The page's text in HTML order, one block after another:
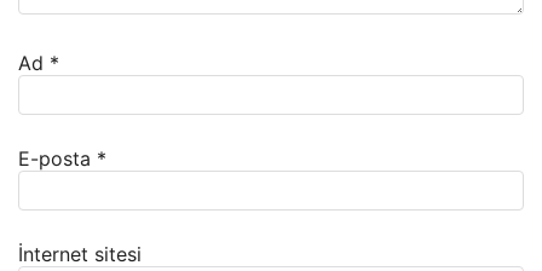
Ad *
E-posta *
İnternet sitesi